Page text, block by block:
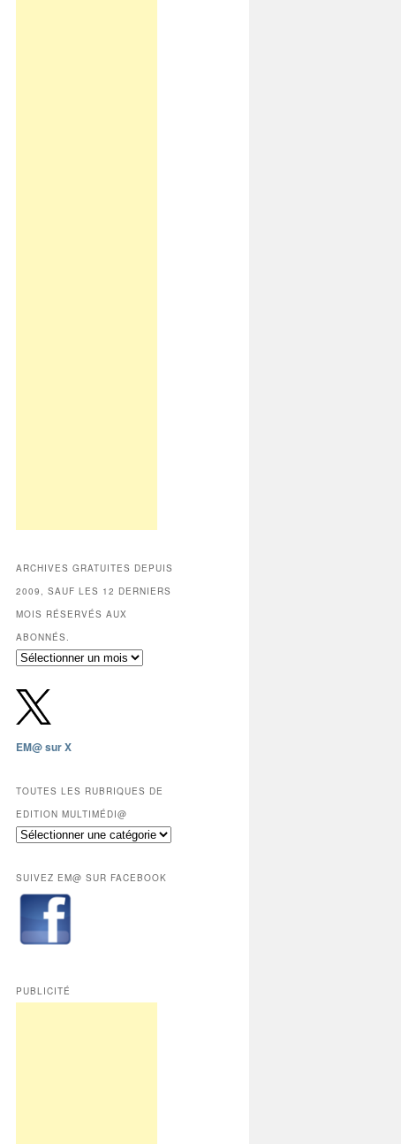
ARCHIVES GRATUITES DEPUIS
2009, SAUF LES 12 DERNIERS
MOIS RÉSERVÉS AUX
ABONNÉS.
Archives
depuis
2009,
sauf
les
mois
réservés
aux
abonnés.
EM@ sur X
TOUTES LES RUBRIQUES DE
EDITION MULTIMÉDI@
Toutes
de
Edition
Multimédi@
SUIVEZ EM@ SUR FACEBOOK
PUBLICITÉ